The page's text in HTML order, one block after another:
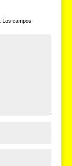
tir
Los campos